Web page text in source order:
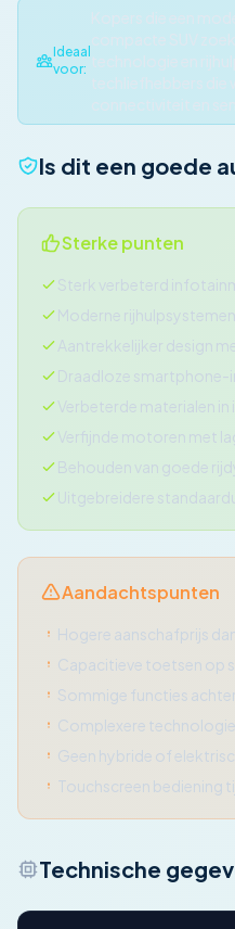
Ideaal
voor:
Is dit een goede
Sterke punten
Sterk verbeterd
Moderne
Aantrekkelijker design
Draadloze smartphone-
Verbeterde materialen in
Verfijnde motoren met
Behouden van goede
Uitgebreidere
Aandachtspunten
Hogere aanschafprijs
Capacitieve toetsen op
Sommige functies
Complexere
Geen hybride of
Touchscreen bediening
Technische